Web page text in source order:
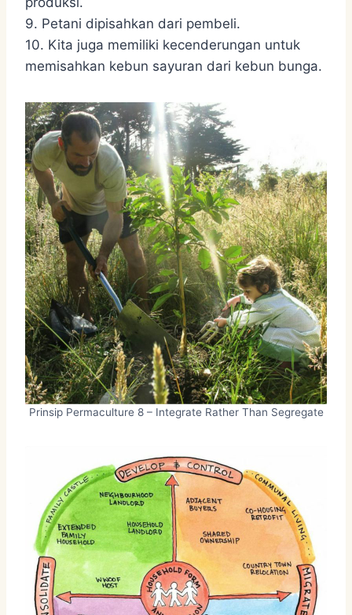
9. Petani dipisahkan dari pembeli.
10. Kita juga memiliki kecenderungan untuk
memisahkan kebun sayuran dari kebun bunga.
Prinsip Permaculture 8 – Integrate Rather Than Segregate